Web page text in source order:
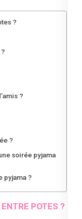
?
?
?
soirée pyjama
pyjama ?
POTES ?